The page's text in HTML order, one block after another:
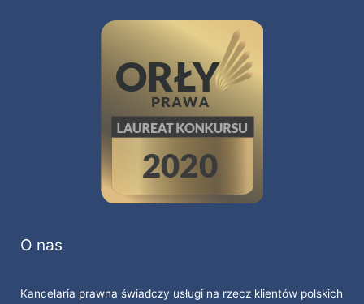
O nas
Kancelaria prawna świadczy usługi na rzecz klientów polskich